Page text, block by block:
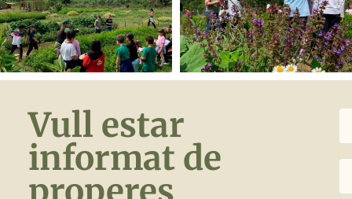
Vull estar
informat de